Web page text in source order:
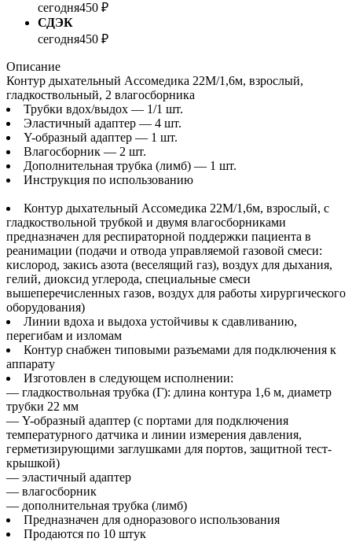
сегодня450 ₽
СДЭК
сегодня450 ₽
Описание
Контур дыхательный Ассомедика 22М/1,6м, взрослый,
гладкоствольный, 2 влагосборника
Трубки вдох/выдох — 1/1 шт.
Эластичный адаптер — 4 шт.
Y-образный адаптер — 1 шт.
Влагосборник — 2 шт.
Дополнительная трубка (лимб) — 1 шт.
Инструкция по использованию
Контур дыхательный Ассомедика 22М/1,6м, взрослый, с
гладкоствольной трубкой и двумя влагосборниками
предназначен для респираторной поддержки пациента в
реанимации (подачи и отвода управляемой газовой смеси:
кислород, закись азота (веселящий газ), воздух для дыхания,
гелий, диоксид углерода, специальные смеси
вышеперечисленных газов, воздух для работы хирургического
оборудования)
Линии вдоха и выдоха устойчивы к сдавливанию,
перегибам и изломам
Контур снабжен типовыми разъемами для подключения к
аппарату
Изготовлен в следующем исполнении:
— гладкоствольная трубка (Г): длина контура 1,6 м, диаметр
трубки 22 мм
— Y-образный адаптер (с портами для подключения
температурного датчика и линии измерения давления,
герметизирующими заглушками для портов, защитной тест-
крышкой)
— эластичный адаптер
— влагосборник
— дополнительная трубка (лимб)
Предназначен для одноразового использования
Продаются по 10 штук